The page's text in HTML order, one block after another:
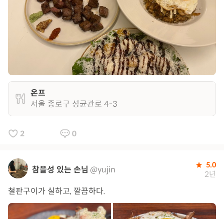
온프
서울 종로구 성균관로 4-3
2 0
참을성 있는 손님 @yujin 5.0
2년
철판구이가 실하고, 깔끔하다.